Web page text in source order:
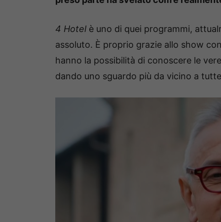
4 Hotel è uno di quei programmi,
assoluto. È proprio grazie allo show
hanno la possibilità di conoscere le
dando uno sguardo più da vicino a